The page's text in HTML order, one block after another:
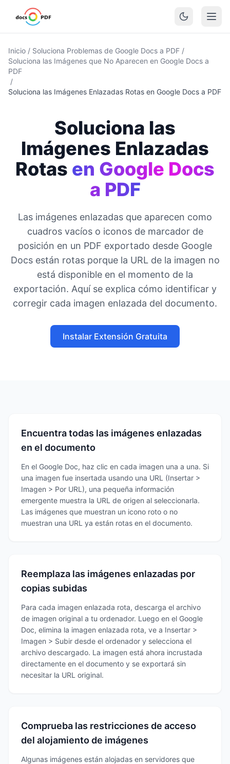
Inicio / Soluciona Problemas de Google Docs a PDF /
Soluciona las Imágenes que No Aparecen en Google Docs a
PDF
/
Soluciona las Imágenes Enlazadas Rotas en Google Docs a PDF
Soluciona las
Imágenes Enlazadas
Rotas en Google Docs
a PDF
Las imágenes enlazadas que aparecen como
cuadros vacíos o iconos de marcador de
posición en un PDF exportado desde Google
Docs están rotas porque la URL de la imagen no
está disponible en el momento de la
exportación. Aquí se explica cómo identificar y
corregir cada imagen enlazada del documento.
Instalar Extensión Gratuita
Encuentra todas las imágenes enlazadas
en el documento
En el Google Doc, haz clic en cada imagen una a una. Si
una imagen fue insertada usando una URL (Insertar >
Imagen > Por URL), una pequeña información
emergente muestra la URL de origen al seleccionarla.
Las imágenes que muestran un icono roto o no
muestran una URL ya están rotas en el documento.
Reemplaza las imágenes enlazadas por
copias subidas
Para cada imagen enlazada rota, descarga el archivo
de imagen original a tu ordenador. Luego en el Google
Doc, elimina la imagen enlazada rota, ve a Insertar >
Imagen > Subir desde el ordenador y selecciona el
archivo descargado. La imagen está ahora incrustada
directamente en el documento y se exportará sin
necesitar la URL original.
Comprueba las restricciones de acceso
del alojamiento de imágenes
Algunas imágenes están alojadas en servidores que